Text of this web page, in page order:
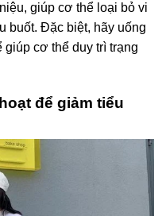
giúp cơ thể loại bỏ vi
buốt. Đặc biệt, hãy uống
cơ thể duy trì trạng
để giảm tiểu